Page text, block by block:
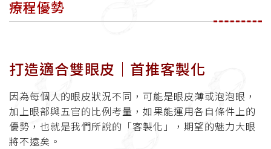
療程優勢
打造適合雙眼皮│首推客製化
因為每個人的眼皮狀況不同，可能是眼皮薄或泡泡眼，
加上眼部與五官的比例考量，如果能運用各自條件上的
優勢，也就是我們所說的「客製化」，期望的魅力大眼
將不遠矣。